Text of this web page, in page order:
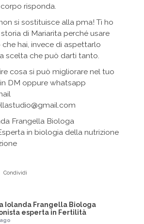
risponda.
si sostituisce alla pma! Ti ho
di Mariarita perché usare
hai, invece di aspettarlo
scelta che può darti tanto.
cosa si può migliorare nel tuo
DM oppure whatsapp
Frangella Biologa
in biologia della nutrizione
Condividi
Iolanda Frangella Biologa
esperta in Fertilità